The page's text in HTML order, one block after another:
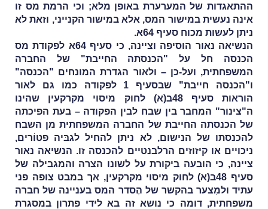
ההתאגדות של המערערת באופן מלא; וכי הרמת מס זו
אינה נעשית במישור המס, אלא במישור הקנייני, וזאת לא
ניתן לעשות מכוח סעיף 64א.
הנשיאה נאור הוסיפה וציינה, כי סעיף 64א לפקודת מס
הכנסה חל על "הכנסתה החייבת" של החברה
המשפחתית, ועל-כן – ולאור הגדרת המונחים "הכנסה"
ו"הכנסה חייבת" שבסעיף 1 לפקודה כמו גם לאור
הוראות סעיף 48ב(א) לחוק מיסוי מקרקעין שהינו
ה"צינור" המחבר בין שבח לבין הפקודה – בעת הפיכתה
של הכנסתה החייבת של החברה המשפחתית מן השבח
להכנסתו של הנישום, לא ניתן להחיל לגבּיה פטוֹרים,
ניכויים או קיזוזים הרלבנטיים להכנסה זו. הנשיאה נאור
ציינה, כי הובעה ביקורת על לשונו הצרה והמגבילה של
סעיף 48ב(א) לחוק מיסוי מקרקעין, אך במבט צופה פני
עתיד ולמִצער בהקשר של הֶסדר המס בעניינה של חברה
משפחתית, דומה כי נושא זה בא לידי פתרון במסגרת